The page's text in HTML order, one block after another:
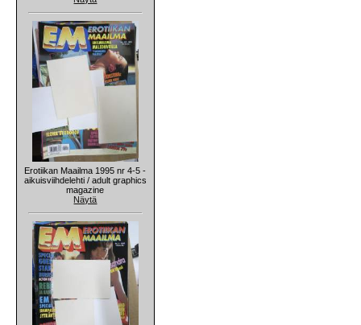
Erotiikan Maailma 1995 nr 4-5 -
aikuisviihdelehti / adult graphics
magazine
Näytä